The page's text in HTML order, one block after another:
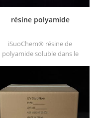
résine polyamide
iSuoChem® résine de
polyamide soluble dans le
dt501, dt501h, dt508, dt588 et
dt556 .